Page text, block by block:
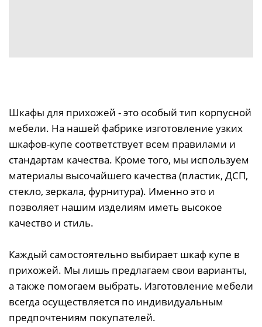
Шкафы для прихожей - это особый тип корпусной
мебели. На нашей фабрике изготовление узких
шкафов-купе соответствует всем правилами и
стандартам качества. Кроме того, мы используем
материалы высочайшего качества (пластик, ДСП,
стекло, зеркала, фурнитура). Именно это и
позволяет нашим изделиям иметь высокое
качество и стиль.
Каждый самостоятельно выбирает шкаф купе в
прихожей. Мы лишь предлагаем свои варианты,
а также помогаем выбрать. Изготовление мебели
всегда осуществляется по индивидуальным
предпочтениям покупателей.